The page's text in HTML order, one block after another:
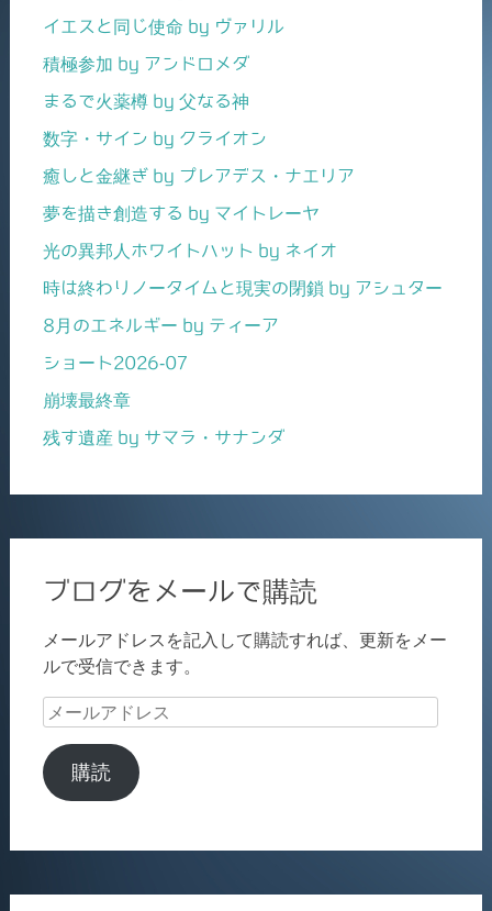
イエスと同じ使命 by ヴァリル
積極参加 by アンドロメダ
まるで火薬樽 by 父なる神
数字・サイン by クライオン
癒しと金継ぎ by プレアデス・ナエリア
夢を描き創造する by マイトレーヤ
光の異邦人ホワイトハット by ネイオ
時は終わりノータイムと現実の閉鎖 by アシュター
8月のエネルギー by ティーア
ショート2026-07
崩壊最終章
残す遺産 by サマラ・サナンダ
ブログをメールで購読
メールアドレスを記入して購読すれば、更新をメー
ルで受信できます。
メ
ル
ア
購読